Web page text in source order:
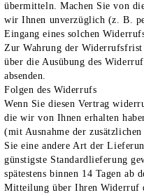
übermitteln. Machen Sie von
wir Ihnen unverzüglich (z. B.
Eingang eines solchen
Zur Wahrung der
über die Ausübung des
absenden.
Folgen des Widerrufs
Wenn Sie diesen Vertrag
die wir von Ihnen erhalten
(mit Ausnahme der
Sie eine andere Art der
günstigste Standardlieferung
spätestens binnen 14 Tagen ab
Mitteilung über Ihren Widerruf